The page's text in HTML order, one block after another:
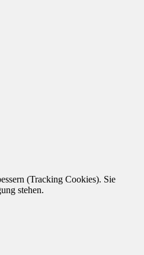
(Tracking Cookies). Sie
stehen.